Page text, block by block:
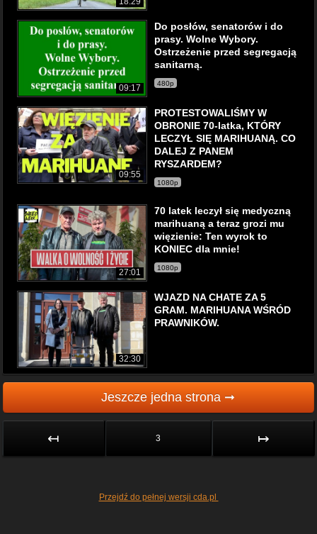
09:17
Do posłów, senatorów i do
prasy. Wolne Wybory.
Ostrzeżenie przed segregacją
sanitarną.
480p
09:55
PROTESTOWALIŚMY W
OBRONIE 70-latka, KTÓRY
LECZYŁ SIĘ MARIHUANĄ. CO
DALEJ Z PANEM
RYSZARDEM?
1080p
27:01
70 latek leczył się medyczną
marihuaną a teraz grozi mu
więzienie: Ten wyrok to
KONIEC dla mnie!
1080p
32:30
WJAZD NA CHATE ZA 5
GRAM. MARIHUANA WŚRÓD
PRAWNIKÓW.
Jeszcze jedna strona ➞
↤ 3 ↦
Przejdź do pełnej wersji cda.pl